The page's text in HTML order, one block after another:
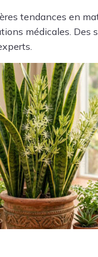
tendances en
médicales. Des